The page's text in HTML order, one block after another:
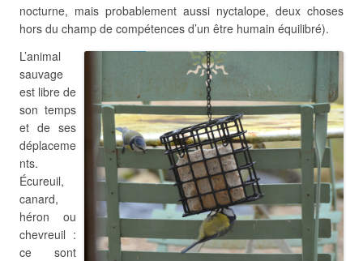
nocturne, mais probablement aussi nyctalope, deux choses
hors du champ de compétences d’un être humain équilibré).
L’animal
sauvage
est libre de
son temps
et de ses
déplaceme
nts.
Écureuil,
canard,
héron ou
chevreuil :
ce sont